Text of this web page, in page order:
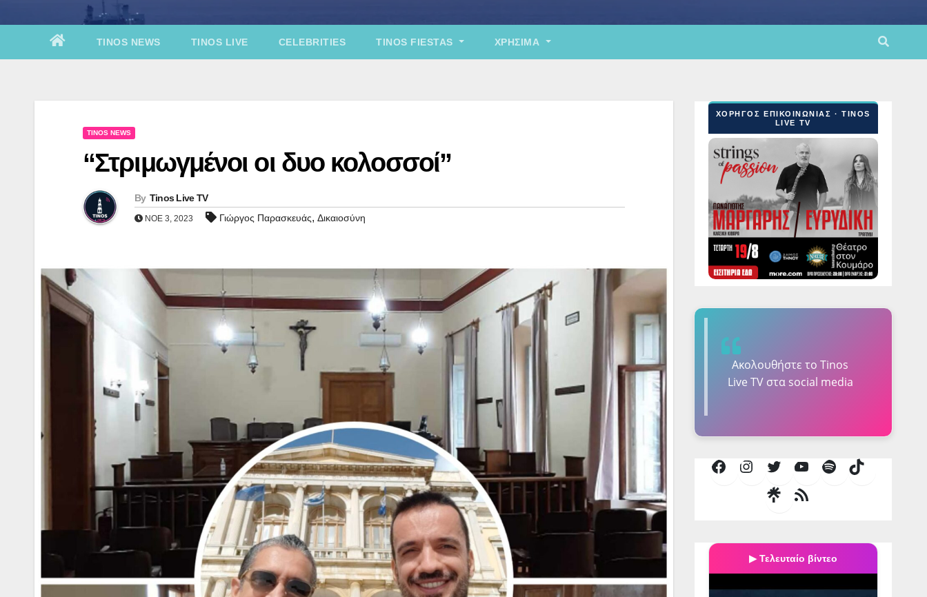
TINOS NEWS TINOS LIVE CELEBRITIES TINOS FIESTAS ΧΡΉΣΙΜΑ
TINOS NEWS
“Στριμωγμένοι οι δυο κολοσσοί”
By Tinos Live TV
ΝΟΈ 3, 2023 Γιώργος Παρασκευάς, Δικαιοσύνη
ΧΟΡΗΓΟΣ ΕΠΙΚΟΙΝΩΝΙΑΣ · TINOS
LIVE TV
Ακολουθήστε τo Tinos
Live TV στα social media
FacebookInstagramTwitterYouTubeSpotifyTikTok
Τροφοδοσία
▶ Τελευταίο βίντεο